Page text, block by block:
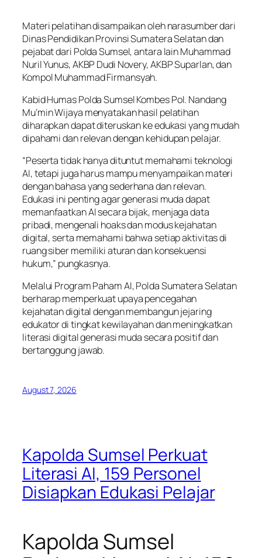
Materi pelatihan disampaikan oleh narasumber dari
Dinas Pendidikan Provinsi Sumatera Selatan dan
pejabat dari Polda Sumsel, antara lain Muhammad
Nuril Yunus, AKBP Dudi Novery, AKBP Suparlan, dan
Kompol Muhammad Firmansyah.
Kabid Humas Polda Sumsel Kombes Pol. Nandang
Mu’min Wijaya menyatakan hasil pelatihan
diharapkan dapat diteruskan ke edukasi yang mudah
dipahami dan relevan dengan kehidupan pelajar.
“Peserta tidak hanya dituntut memahami teknologi
AI, tetapi juga harus mampu menyampaikan materi
dengan bahasa yang sederhana dan relevan.
Edukasi ini penting agar generasi muda dapat
memanfaatkan AI secara bijak, menjaga data
pribadi, mengenali hoaks dan modus kejahatan
digital, serta memahami bahwa setiap aktivitas di
ruang siber memiliki aturan dan konsekuensi
hukum,” pungkasnya.
Melalui Program Paham AI, Polda Sumatera Selatan
berharap memperkuat upaya pencegahan
kejahatan digital dengan membangun jejaring
edukator di tingkat kewilayahan dan meningkatkan
literasi digital generasi muda secara positif dan
bertanggung jawab.
August 7, 2026
Kapolda Sumsel Perkuat
Literasi AI, 159 Personel
Disiapkan Edukasi Pelajar
Kapolda Sumsel